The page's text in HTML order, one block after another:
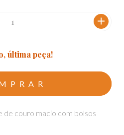
última peça!
de couro macio com bolsos